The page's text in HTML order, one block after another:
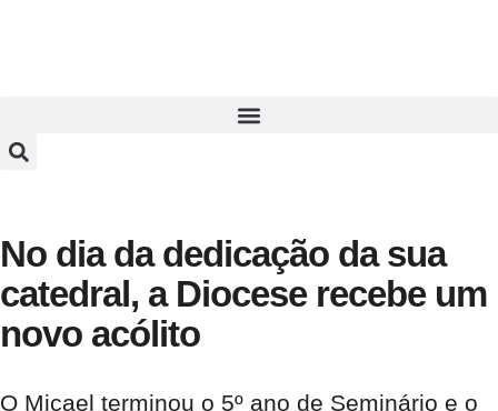
No dia da dedicação da sua
catedral, a Diocese recebe um
novo acólito
O Micael terminou o 5º ano de Seminário e o